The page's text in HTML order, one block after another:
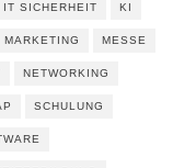
IT SICHERHEIT KI
MARKETING MESSE
NETWORKING
SCHULUNG